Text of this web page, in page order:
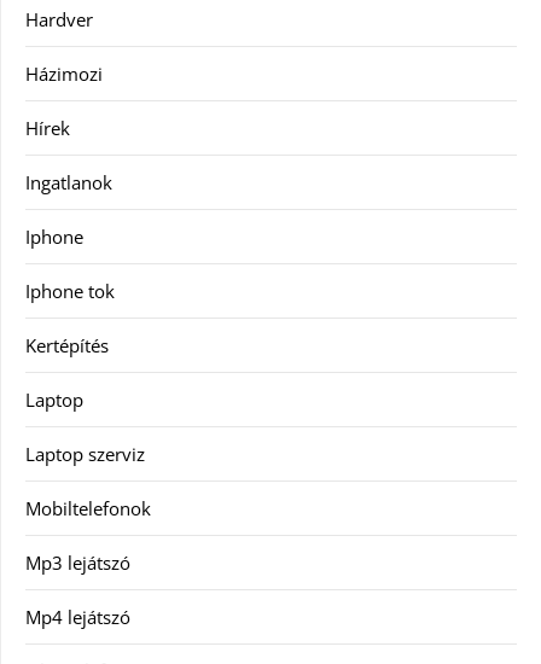
Hardver
Házimozi
Hírek
Ingatlanok
Iphone
Iphone tok
Kertépítés
Laptop
Laptop szerviz
Mobiltelefonok
Mp3 lejátszó
Mp4 lejátszó